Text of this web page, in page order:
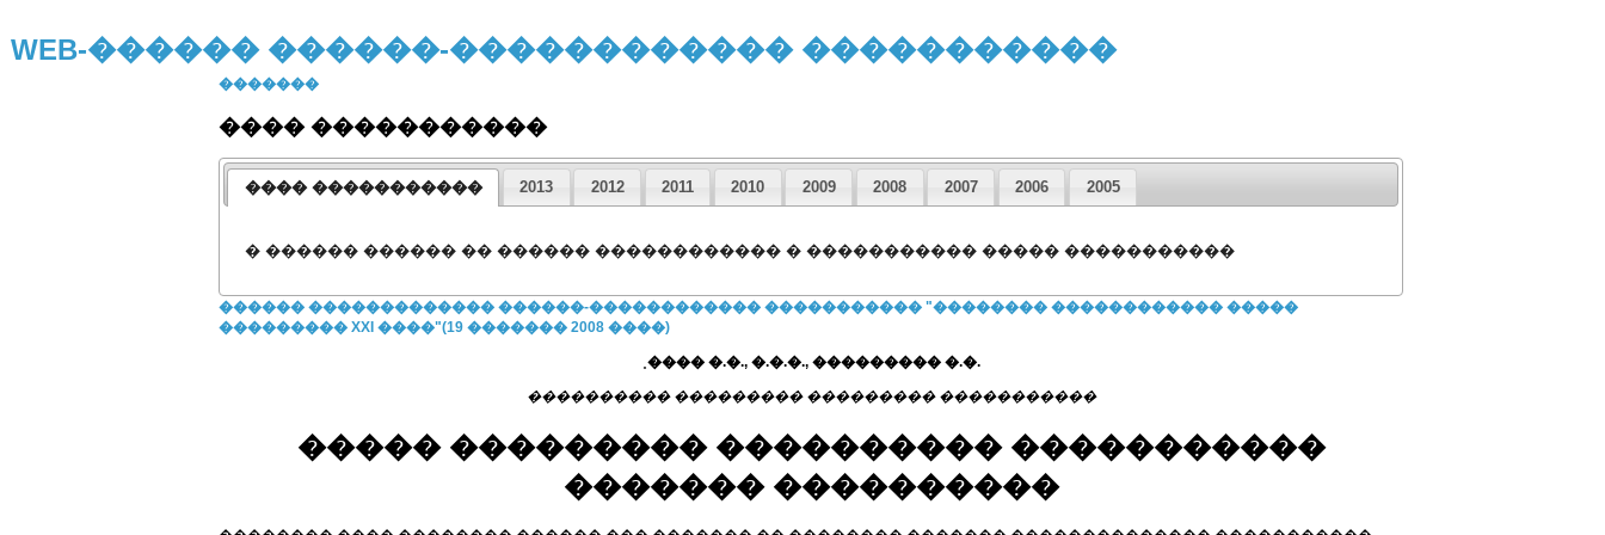
WEB-������ ������-������������ �����������
�������
���� �����������
���� ����������� 2013 2012 2011 2010 2009 2008 2007 2006 2005
� ������ ������ �� ������ ������������ � ����������� ����� �����������
������ ������������� ������-������������ ����������� "�������� ������������ �����
��������� XXI ����"(19 ������� 2008 ����)
˳���� �.�., �.�.�., ��������� �.�.
���������� ��������� ��������� �����������
����� ��������� ���������� �����������
������� ����������